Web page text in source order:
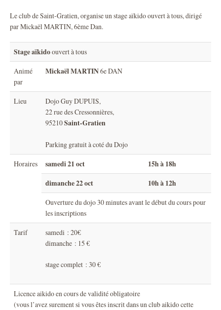
Le club de Saint-Gratien, organise un stage aïkido ouvert à tous, dirigé
par Mickaël MARTIN, 6ème Dan.
Stage aïkidoouvert à tous
Animé
par
Mickaël MARTIN6e DAN
Lieu
Dojo Guy DUPUIS,
22 rue des Cressonnières,
95210Saint-Gratien
Parking gratuit à coté du Dojo
Horaires samedi 21 oct
15h à 18h
dimanche 22 oct
10h à 12h
Ouverture du dojo 30 minutes avant le début du cours pour
les inscriptions
Tarif
samedi : 20€
dimanche : 15 €
stage complet : 30 €
Licence aikido en cours de validité obligatoire
(vous l’avez surement si vous êtes inscrit dans un club aikido cette